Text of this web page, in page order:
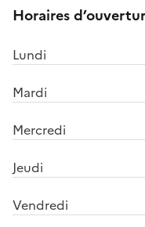
Horaires
Lundi
Mardi
Mercredi
Jeudi
Vendredi